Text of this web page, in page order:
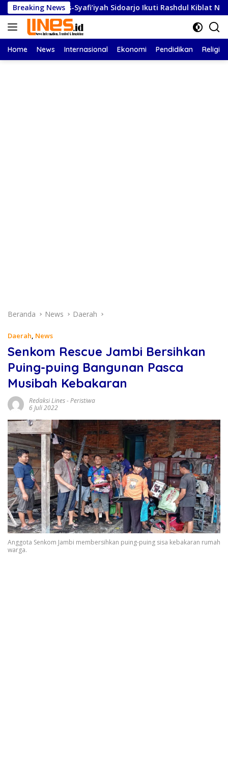
Langsung
ke
konten
Breaking News
As-Syafi’iyah Sidoarjo Ikuti Rashdul Kiblat Nasional,
Home News Internasional Ekonomi Pendidikan Religi
Beranda News Daerah
Daerah, News
Senkom Rescue Jambi Bersihkan
Puing-puing Bangunan Pasca
Musibah Kebakaran
Redaksi Lines-Peristiwa
6 Juli 2022
Anggota Senkom Jambi membersihkan puing-puing sisa kebakaran rumah
warga.